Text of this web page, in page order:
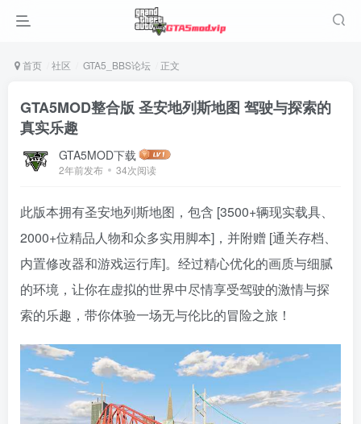
首页 社区 GTA5_BBS论坛 正文
GTA5MOD整合版 圣安地列斯地图 驾驶与探索的
真实乐趣
GTA5MOD下载
2年前发布 34次阅读
此版本拥有圣安地列斯地图，包含 [3500+辆现实载具、
2000+位精品人物和众多实用脚本]，并附赠 [通关存档、
内置修改器和游戏运行库]。经过精心优化的画质与细腻
的环境，让你在虚拟的世界中尽情享受驾驶的激情与探
索的乐趣，带你体验一场无与伦比的冒险之旅！